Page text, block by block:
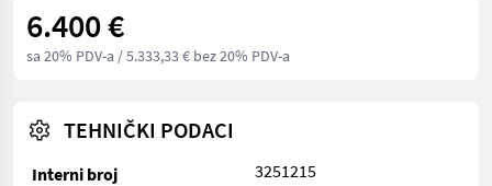
6.400 €
sa 20% PDV-a / 5.333,33 € bez 20% PDV-a
TEHNIČKI PODACI
Interni broj 3251215